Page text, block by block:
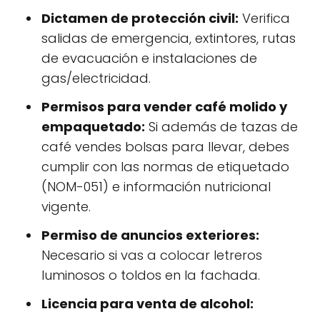
Dictamen de protección civil: Verifica
salidas de emergencia, extintores, rutas
de evacuación e instalaciones de
gas/electricidad.
Permisos para vender café molido y
empaquetado: Si además de tazas de
café vendes bolsas para llevar, debes
cumplir con las normas de etiquetado
(NOM-051) e información nutricional
vigente.
Permiso de anuncios exteriores:
Necesario si vas a colocar letreros
luminosos o toldos en la fachada.
Licencia para venta de alcohol: